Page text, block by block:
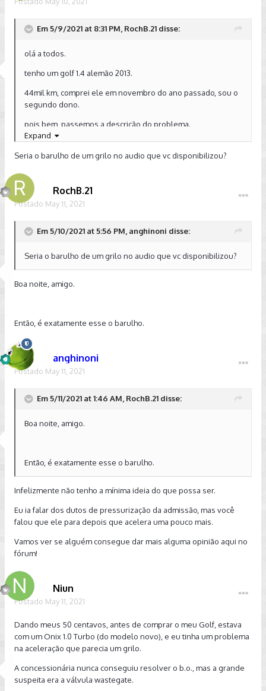
Em 5/9/2021 at 8:31 PM, RochB.21 disse:
olá a todos.
tenho um golf 1.4 alemão 2013.
44mil km, comprei ele em novembro do ano passado, sou o
segundo dono.
pois bem, passemos a descrição do problema.
toda vez que ao manter uma velocidade de 40kmh, com a
aceleração constante de 2mil rotações (em média), o carro
o mais estranho é que qualquer alteração, ainda que mínima,
no pedal do acelerado o ruído cessa imediatamente e ao
retornar uma media de aceleração e velocidade, o
link.
_Z0IQNxnnR/view?usp=drivesdk
vi ainda que existe uma folga na westgeat, mas acredito que
n guarde semelhança entre os barulhos.
combustível, pois é curioso o barulho cessar com a mínima
alteração no pedal do acelerador.
Expand
Seria o barulho de um grilo no audio que vc disponibilizou?
RochB.21
Postado May 11, 2021
Em 5/10/2021 at 5:56 PM, anghinoni disse:
Seria o barulho de um grilo no audio que vc disponibilizou?
Boa noite, amigo.
Então, é exatamente esse o barulho.
anghinoni
Postado May 11, 2021
Em 5/11/2021 at 1:46 AM, RochB.21 disse:
Boa noite, amigo.
Então, é exatamente esse o barulho.
Infelizmente não tenho a mínima ideia do que possa ser.
Eu ia falar dos dutos de pressurização da admissão, mas você
falou que ele para depois que acelera uma pouco mais.
Vamos ver se alguém consegue dar mais alguma opinião aqui no
fórum!
Niun
Postado May 11, 2021
Dando meus 50 centavos, antes de comprar o meu Golf, estava
com um Onix 1.0 Turbo (do modelo novo), e eu tinha um problema
na aceleração que parecia um grilo.
A concessionária nunca conseguiu resolver o b.o., mas a grande
suspeita era a válvula wastegate.